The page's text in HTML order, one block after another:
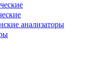
анализаторы